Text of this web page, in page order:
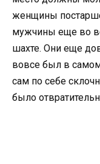
женщины
мужчины еще во
шахте. Они еще
вовсе был в
сам по себе
было